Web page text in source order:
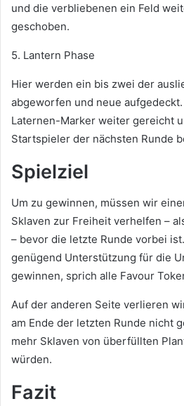
und die verbliebenen ein Feld
geschoben.
5. Lantern Phase
Hier werden ein bis zwei der
abgeworfen und neue
Laternen-Marker weiter gereicht
Startspieler der nächsten Runde
Spielziel
Um zu gewinnen, müssen wir
Sklaven zur Freiheit verhelfen –
– bevor die letzte Runde vorbei
genügend Unterstützung für die
gewinnen, sprich alle Favour
Auf der anderen Seite verlieren
am Ende der letzten Runde nicht
mehr Sklaven von überfüllten
würden.
Fazit